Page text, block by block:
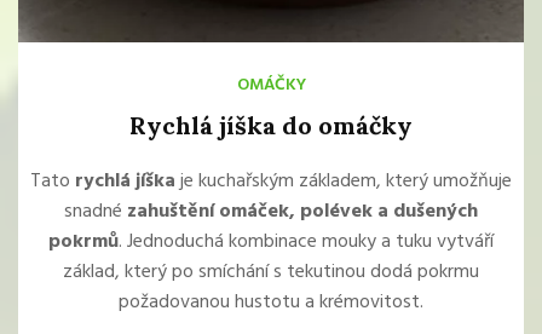
OMÁČKY
Rychlá jíška do omáčky
Tato rychlá jíškaje kuchařským základem, který umožňuje
snadné zahuštění omáček, polévek a dušených
pokrmů. Jednoduchá kombinace mouky a tuku vytváří
základ, který po smíchání s tekutinou dodá pokrmu
požadovanou hustotu a krémovitost.